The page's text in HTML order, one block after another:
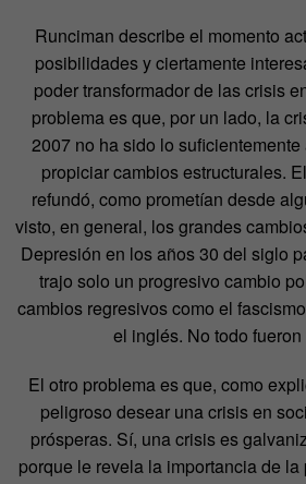
Runciman describe el momento
posibilidades y ciertamente
poder transformador de las crisis
problema es que, por un lado, la
2007 no ha sido lo
propiciar cambios estructurales.
refundó, como prometían desde
visto, en general, los grandes
Depresión en los años 30 del siglo
trajo solo un progresivo cambio
cambios regresivos como el
el inglés. No todo
El otro problema es que, como
peligroso desear una crisis en
prósperas. Sí, una crisis es
porque le revela la importancia de